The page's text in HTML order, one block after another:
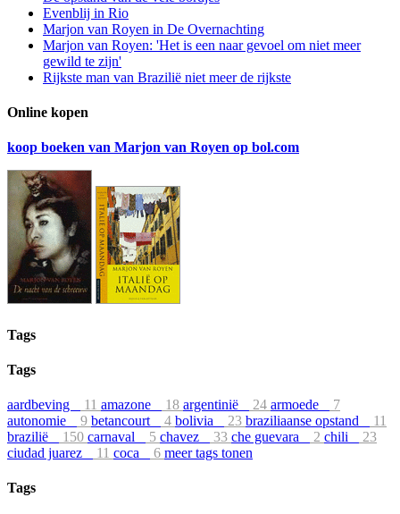
Evenblij in Rio
Marjon van Royen in De Overnachting
Marjon van Royen: 'Het is een naar gevoel om niet meer
gewild te zijn'
Rijkste man van Brazilië niet meer de rijkste
Online kopen
koop boeken van Marjon van Royen op bol.com
Tags
Tags
aardbeving 11 amazone 18 argentinië 24 armoede
7
autonomie
9 betancourt 4 bolivia 23 braziliaanse opstand
11
brazilië
150 carnaval 5 chavez 33 che guevara 2 chili
23
ciudad juarez
11 coca 6 meer tags tonen
Tags